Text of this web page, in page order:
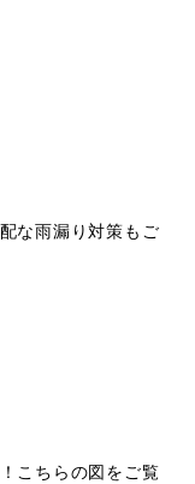
な雨漏り対策もご
こちらの図をご覧